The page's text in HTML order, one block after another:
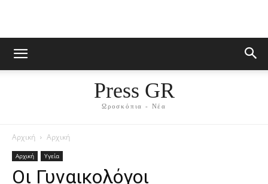
Press GR
Ωροσκόπια - Νέα
Αρχική Αρχική
Αρχική Υγεία
Οι Γυναικoλόγοι